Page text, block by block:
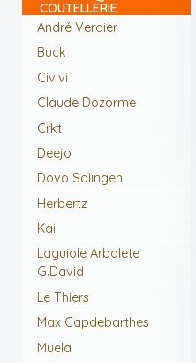
COUTELLERIE
André Verdier
Buck
Civivi
Claude Dozorme
Crkt
Deejo
Dovo Solingen
Herbertz
Kai
Laguiole Arbalete
G.David
Le Thiers
Max Capdebarthes
Muela